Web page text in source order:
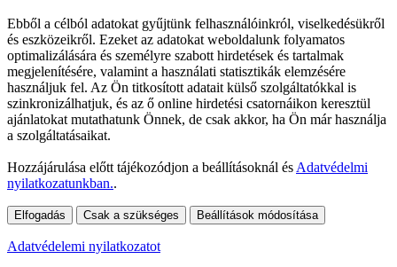
Ebből a célból adatokat gyűjtünk felhasználóinkról, viselkedésükről
és eszközeikről. Ezeket az adatokat weboldalunk folyamatos
optimalizálására és személyre szabott hirdetések és tartalmak
megjelenítésére, valamint a használati statisztikák elemzésére
használjuk fel. Az Ön titkosított adatait külső szolgáltatókkal is
szinkronizálhatjuk, és az ő online hirdetési csatornáikon keresztül
ajánlatokat mutathatunk Önnek, de csak akkor, ha Ön már használja
a szolgáltatásaikat.
Hozzájárulása előtt tájékozódjon a beállításoknál és Adatvédelmi
nyilatkozatunkban..
Elfogadás Csak a szükséges Beállítások módosítása
Adatvédelemi nyilatkozatot